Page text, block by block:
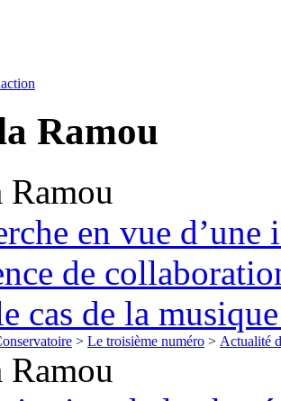
Ramou
Ramou
en vue
de
cas de la
> Le troisième numéro > Actualité
Ramou